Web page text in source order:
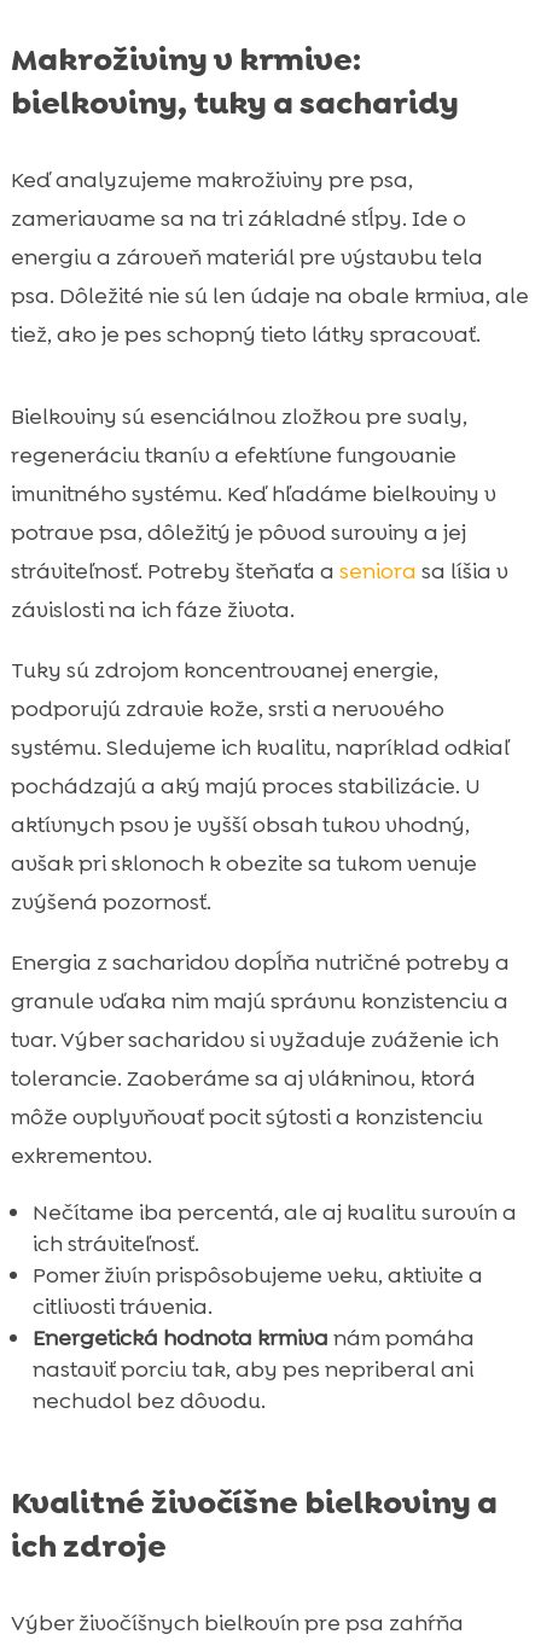
Makroživiny v krmive:
bielkoviny, tuky a sacharidy
Keď analyzujeme makroživiny pre psa,
zameriavame sa na tri základné stĺpy. Ide o
energiu a zároveň materiál pre výstavbu tela
psa. Dôležité nie sú len údaje na obale krmiva, ale
tiež, ako je pes schopný tieto látky spracovať.
Bielkoviny sú esenciálnou zložkou pre svaly,
regeneráciu tkanív a efektívne fungovanie
imunitného systému. Keď hľadáme bielkoviny v
potrave psa, dôležitý je pôvod suroviny a jej
stráviteľnosť. Potreby šteňaťa a seniora sa líšia v
závislosti na ich fáze života.
Tuky sú zdrojom koncentrovanej energie,
podporujú zdravie kože, srsti a nervového
systému. Sledujeme ich kvalitu, napríklad odkiaľ
pochádzajú a aký majú proces stabilizácie. U
aktívnych psov je vyšší obsah tukov vhodný,
avšak pri sklonoch k obezite sa tukom venuje
zvýšená pozornosť.
Energia z sacharidov dopĺňa nutričné potreby a
granule vďaka nim majú správnu konzistenciu a
tvar. Výber sacharidov si vyžaduje zváženie ich
tolerancie. Zaoberáme sa aj vlákninou, ktorá
môže ovplyvňovať pocit sýtosti a konzistenciu
exkrementov.
Nečítame iba percentá, ale aj kvalitu surovín a
ich stráviteľnosť.
Pomer živín prispôsobujeme veku, aktivite a
citlivosti trávenia.
Energetická hodnota krmiva nám pomáha
nastaviť porciu tak, aby pes nepriberal ani
nechudol bez dôvodu.
Kvalitné živočíšne bielkoviny a
ich zdroje
Výber živočíšnych bielkovín pre psa zahŕňa